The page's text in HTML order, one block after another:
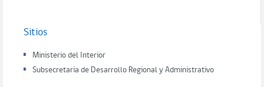
Sitios
Ministerio del Interior
Subsecretaria de Desarrollo Regional y Administrativo